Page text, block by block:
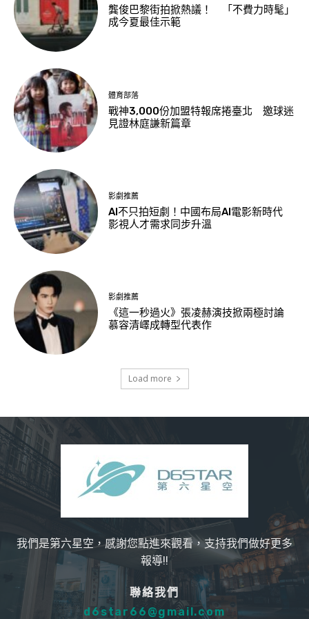
龔俊巴黎街拍掀熱議！ 「不費力時髦」
成今夏最佳示範
體育部落
戰神3,000份加盟特報席捲臺北 邀球迷
見證林庭謙新篇章
影劇推薦
AI不只拍短劇！中國布局AI電影新時代
影視人才需求同步升溫
影劇推薦
《這一秒過火》張凌赫演技掀兩極討論
慕容清嶧成轉型代表作
Load more
我們是第六星空，感謝您點進來觀看，支持我們做好更多
報導!!
聯絡我們
d6star66@gmail.com